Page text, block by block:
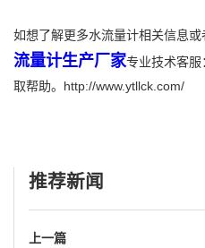
如想了解更多水流量计相关信息
流量计生产厂家专业技术客
取帮助。http://www.ytllck.com/
推荐新闻
上一篇